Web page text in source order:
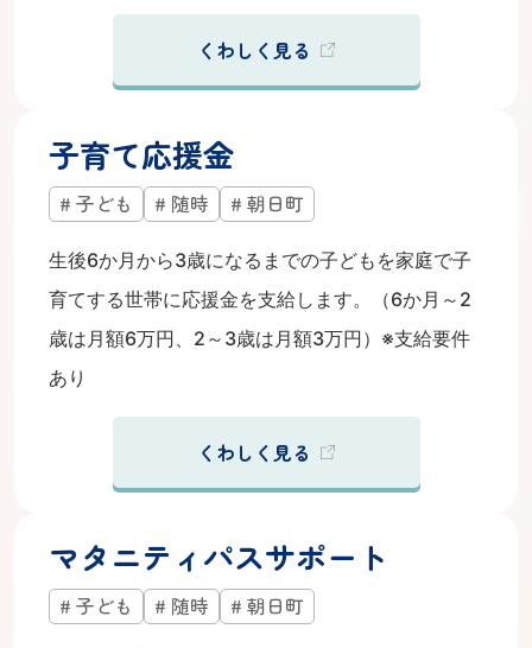
くわしく見る
子育て応援金
子ども 随時 朝日町
生後6か月から3歳になるまでの子どもを家庭で子
育てする世帯に応援金を支給します。（6か月～2
歳は月額6万円、2～3歳は月額3万円）※支給要件
あり
くわしく見る
マタニティパスサポート
子ども 随時 朝日町